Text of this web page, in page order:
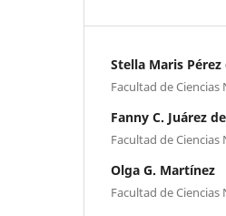
Stella Maris
Facultad de
Fanny C. Juárez
Facultad de
Olga G. Martínez
Facultad de